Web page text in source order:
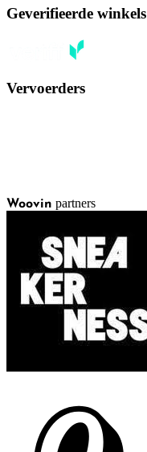
Geverifieerde winkels
Vervoerders
Woovin partners